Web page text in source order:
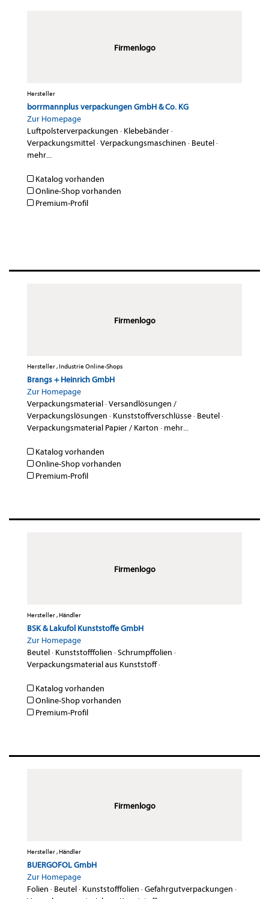
Firmenlogo
Hersteller
borrmannplus verpackungen GmbH & Co. KG
Zur Homepage
Luftpolsterverpackungen · Klebebänder·
Verpackungsmittel·Verpackungsmaschinen · Beutel·
mehr...
Katalog vorhanden
Online-Shop vorhanden
Premium-Profil
Firmenlogo
Hersteller , Industrie Online-Shops
Brangs + Heinrich GmbH
Zur Homepage
Verpackungsmaterial·Versandlösungen /
Verpackungslösungen · Kunststoffverschlüsse· Beutel·
Verpackungsmaterial Papier / Karton · mehr...
Katalog vorhanden
Online-Shop vorhanden
Premium-Profil
Firmenlogo
Hersteller , Händler
BSK & Lakufol Kunststoffe GmbH
Zur Homepage
Beutel· Kunststofffolien ·Schrumpffolien ·
Verpackungsmaterial aus Kunststoff·
Katalog vorhanden
Online-Shop vorhanden
Premium-Profil
Firmenlogo
Hersteller , Händler
BUERGOFOL GmbH
Zur Homepage
Folien · Beutel· Kunststofffolien ·Gefahrgutverpackungen ·